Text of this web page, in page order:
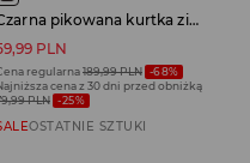
Czarna pikowana kurtka zimowa typu puffer
PLN
regularna189,99 PLN -68%
cena z 30 dni przed obniżką
PLN -25%
OSTATNIE SZTUKI